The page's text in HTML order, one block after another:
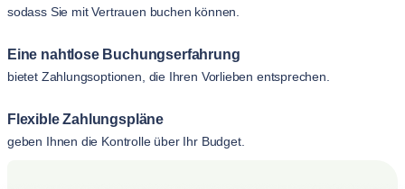
sodass Sie mit Vertrauen buchen können.
Eine nahtlose Buchungserfahrung
bietet Zahlungsoptionen, die Ihren Vorlieben entsprechen.
Flexible Zahlungspläne
geben Ihnen die Kontrolle über Ihr Budget.